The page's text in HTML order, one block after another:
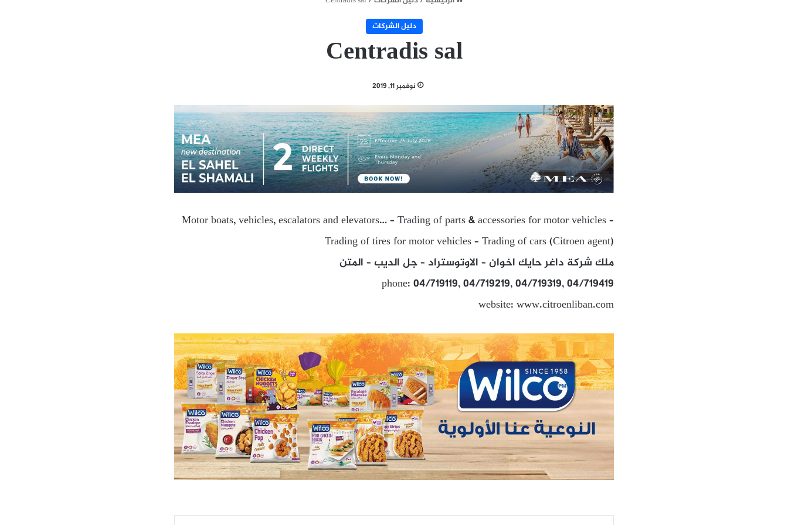
دليل الشركات
Centradis sal
نوفمبر 11, 2019
Motor boats, vehicles, escalators and elevators… – Trading of parts & accessories for motor vehicles –
Trading of tires for motor vehicles – Trading of cars (Citroen agent)
ملك شركة داغر حايك اخوان – الاوتوستراد – جل الديب – المتن
phone: 04/719119, 04/719219, 04/719319, 04/719419
website: www.citroenliban.com